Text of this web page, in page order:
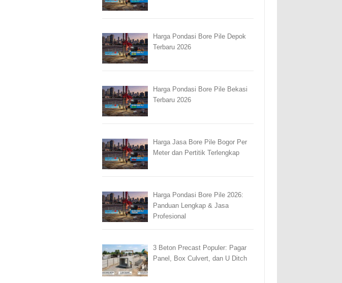
Harga Pondasi Bore Pile Depok
Terbaru 2026
Harga Pondasi Bore Pile Bekasi
Terbaru 2026
Harga Jasa Bore Pile Bogor Per
Meter dan Pertitik Terlengkap
Harga Pondasi Bore Pile 2026:
Panduan Lengkap & Jasa
Profesional
3 Beton Precast Populer: Pagar
Panel, Box Culvert, dan U Ditch